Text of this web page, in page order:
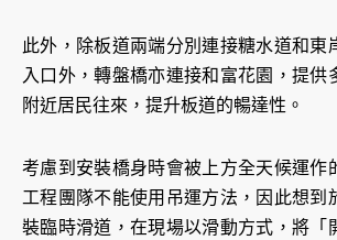
此外，除板道兩端分別連接糖水道和東
入口外，轉盤橋亦連接和富花園，提供
附近居民往來，提升板道的暢達性。
考慮到安裝橋身時會被上方全天候運作
工程團隊不能使用吊運方法，因此想到
裝臨時滑道，在現場以滑動方式，將「